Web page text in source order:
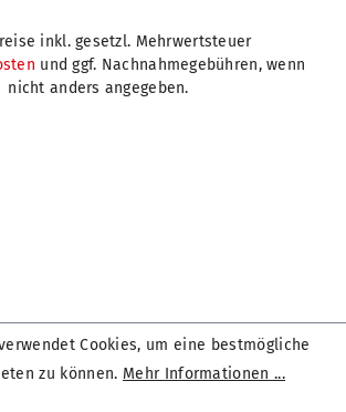
inkl. gesetzl. Mehrwertsteuer
und ggf. Nachnahmegebühren, wenn
nicht anders angegeben.
Cookies, um eine bestmögliche
zu können. Mehr Informationen ...